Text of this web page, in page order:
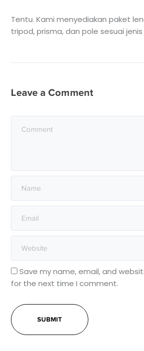
Tentu. Kami menyediakan paket
tripod, prisma, dan pole sesuai
Leave a Comment
Save my name, email, and
for the next time I comment.